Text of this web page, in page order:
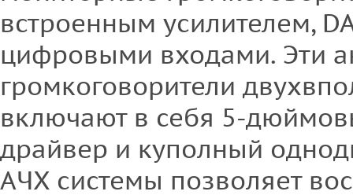
встроенным усилителем,
цифровыми входами. Эти
громкоговорители
включают в себя 5-
драйвер и куполный
АЧХ системы позволяет